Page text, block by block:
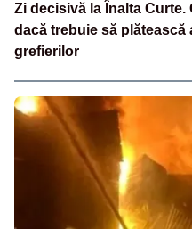
Zi decisivă la Înalta
dacă trebuie să
grefierilor